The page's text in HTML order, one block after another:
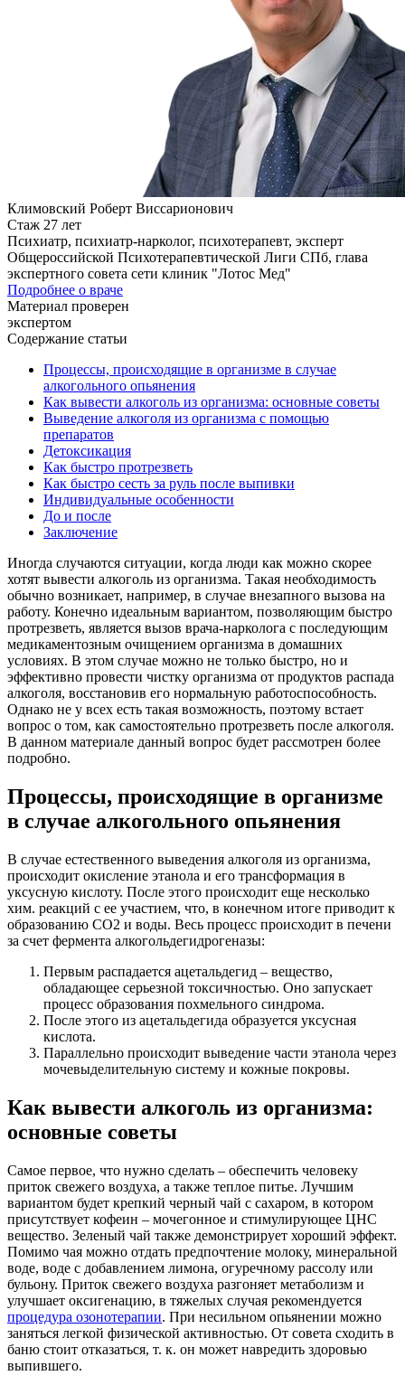
Климовский Роберт Виссарионович
Стаж 27 лет
Психиатр, психиатр-нарколог, психотерапевт, эксперт
Общероссийской Психотерапевтической Лиги СПб, глава
экспертного совета сети клиник "Лотос Мед"
Подробнее о враче
Материал проверен
экспертом
Содержание статьи
Процессы, происходящие в организме в случае
алкогольного опьянения
Как вывести алкоголь из организма: основные советы
Выведение алкоголя из организма с помощью
препаратов
Детоксикация
Как быстро протрезветь
Как быстро сесть за руль после выпивки
Индивидуальные особенности
До и после
Заключение
Иногда случаются ситуации, когда люди как можно скорее
хотят вывести алкоголь из организма. Такая необходимость
обычно возникает, например, в случае внезапного вызова на
работу. Конечно идеальным вариантом, позволяющим быстро
протрезветь, является вызов врача-нарколога с последующим
медикаментозным очищением организма в домашних
условиях. В этом случае можно не только быстро, но и
эффективно провести чистку организма от продуктов распада
алкоголя, восстановив его нормальную работоспособность.
Однако не у всех есть такая возможность, поэтому встает
вопрос о том, как самостоятельно протрезветь после алкоголя.
В данном материале данный вопрос будет рассмотрен более
подробно.
Процессы, происходящие в организме
в случае алкогольного опьянения
В случае естественного выведения алкоголя из организма,
происходит окисление этанола и его трансформация в
уксусную кислоту. После этого происходит еще несколько
хим. реакций с ее участием, что, в конечном итоге приводит к
образованию CO2 и воды. Весь процесс происходит в печени
за счет фермента алкогольдегидрогеназы:
Первым распадается ацетальдегид – вещество,
обладающее серьезной токсичностью. Оно запускает
процесс образования похмельного синдрома.
После этого из ацетальдегида образуется уксусная
кислота.
Параллельно происходит выведение части этанола через
мочевыделительную систему и кожные покровы.
Как вывести алкоголь из организма:
основные советы
Самое первое, что нужно сделать – обеспечить человеку
приток свежего воздуха, а также теплое питье. Лучшим
вариантом будет крепкий черный чай с сахаром, в котором
присутствует кофеин – мочегонное и стимулирующее ЦНС
вещество. Зеленый чай также демонстрирует хороший эффект.
Помимо чая можно отдать предпочтение молоку, минеральной
воде, воде с добавлением лимона, огуречному рассолу или
бульону. Приток свежего воздуха разгоняет метаболизм и
улучшает оксигенацию, в тяжелых случая рекомендуется
процедура озонотерапии. При несильном опьянении можно
заняться легкой физической активностью. От совета сходить в
баню стоит отказаться, т. к. он может навредить здоровью
выпившего.